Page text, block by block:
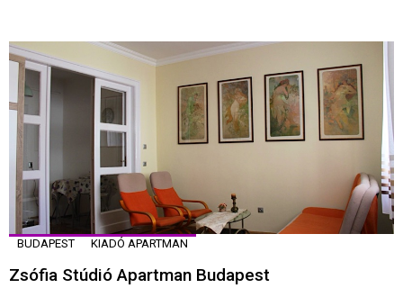
BUDAPEST KIADÓ APARTMAN
Zsófia Stúdió Apartman Budapest